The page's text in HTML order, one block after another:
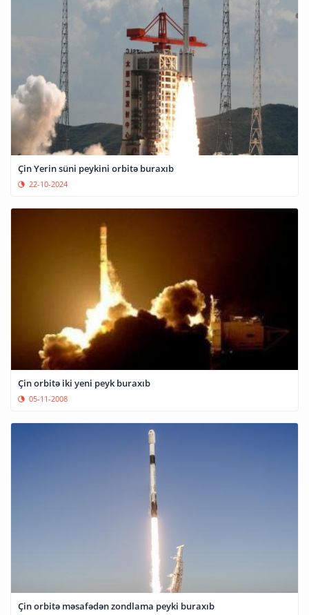
Çin Yerin süni peykini orbitə buraxıb
22-10-2024
Çin orbitə iki yeni peyk buraxıb
05-11-2008
Çin orbitə məsafədən zondlama peyki buraxıb